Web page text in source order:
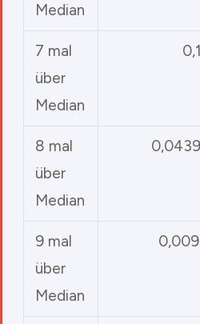
Median
7 mal
über
Median
8 mal
über
Median
9 mal
über
Median